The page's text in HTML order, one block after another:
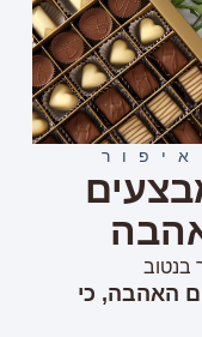
בנטוב
האהבה, כי